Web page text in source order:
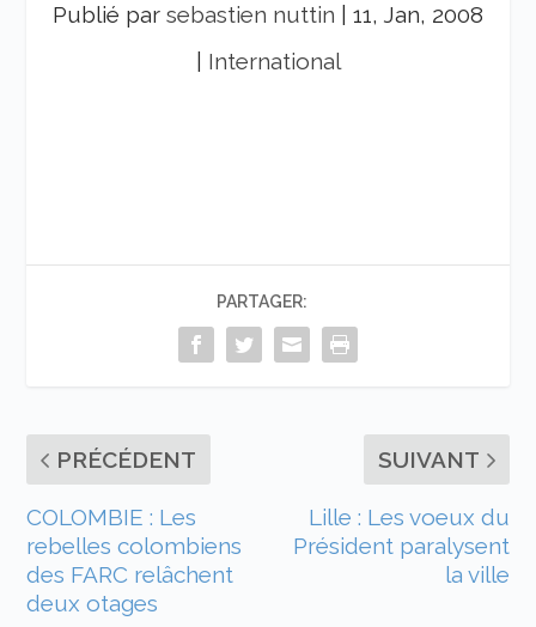
Publié par sebastien nuttin
11, Jan, 2008
International
PARTAGER:
PRÉCÉDENT
COLOMBIE : Les
rebelles colombiens
des FARC relâchent
deux otages
SUIVANT
Lille : Les voeux du
Président paralysent
la ville